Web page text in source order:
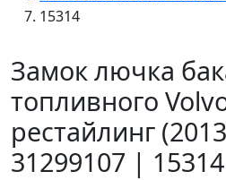
15314
Замок лючка
топливного
рестайлинг
31299107 | 15314